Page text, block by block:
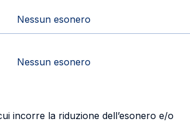
Nessun esonero
Nessun esonero
incorre la riduzione dell’esonero e/o